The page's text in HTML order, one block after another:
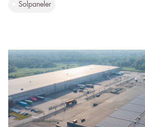
Solpaneler